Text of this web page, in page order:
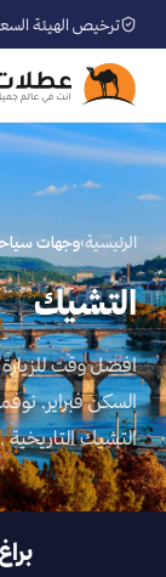
ترخيص الهيئة السعودية
الرئيسية›وجهات
التشيك
افضل وقت
السكن فبراير,
التشيك
براغ